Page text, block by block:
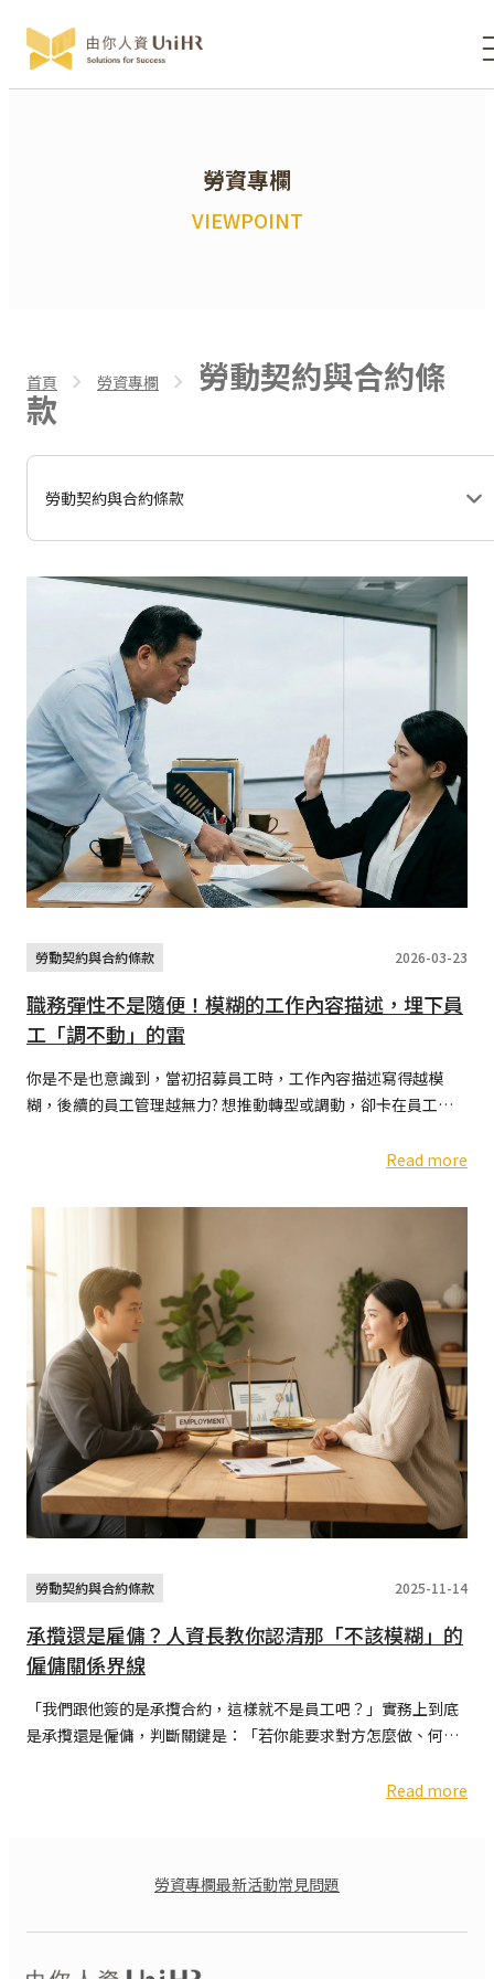
勞資專欄
VIEWPOINT
首頁 勞資專欄 勞動契約與合約條
款
勞動契約與合約條款
勞動契約與合約條款 2026-03-23
職務彈性不是隨便！模糊的工作內容描述，埋下員
工「調不動」的雷
你是不是也意識到，當初招募員工時，工作內容描述寫得越模
糊，後續的員工管理越無力? 想推動轉型或調動，卻卡在員工反
Read more
勞動契約與合約條款 2025-11-14
承攬還是雇傭？人資長教你認清那「不該模糊」的
僱傭關係界線
「我們跟他簽的是承攬合約，這樣就不是員工吧？」實務上到底
是承攬還是僱傭，判斷關鍵是：「若你能要求對方怎麼做、何時
Read more
勞資專欄最新活動常見問題